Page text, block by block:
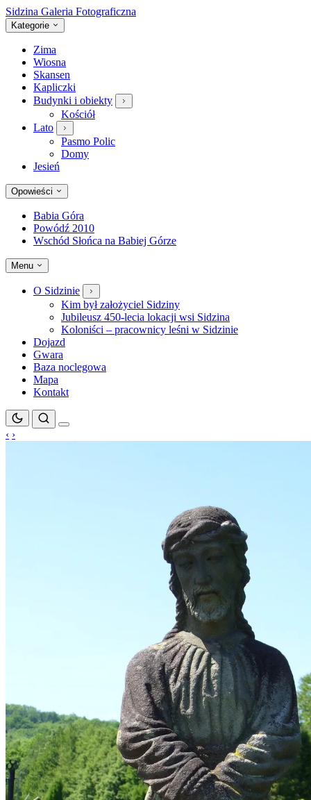
Sidzina Galeria Fotograficzna
Kategorie
Zima
Wiosna
Skansen
Kapliczki
Budynki i obiekty
Kościół
Lato
Pasmo Polic
Domy
Jesień
Opowieści
Babia Góra
Powódź 2010
Wschód Słońca na Babiej Górze
Menu
O Sidzinie
Kim był założyciel Sidziny
Jubileusz 450-lecia lokacji wsi Sidzina
Koloniści – pracownicy leśni w Sidzinie
Dojazd
Gwara
Baza noclegowa
Mapa
Kontakt
‹ ›